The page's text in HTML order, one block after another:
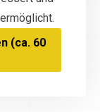
(ca. 60